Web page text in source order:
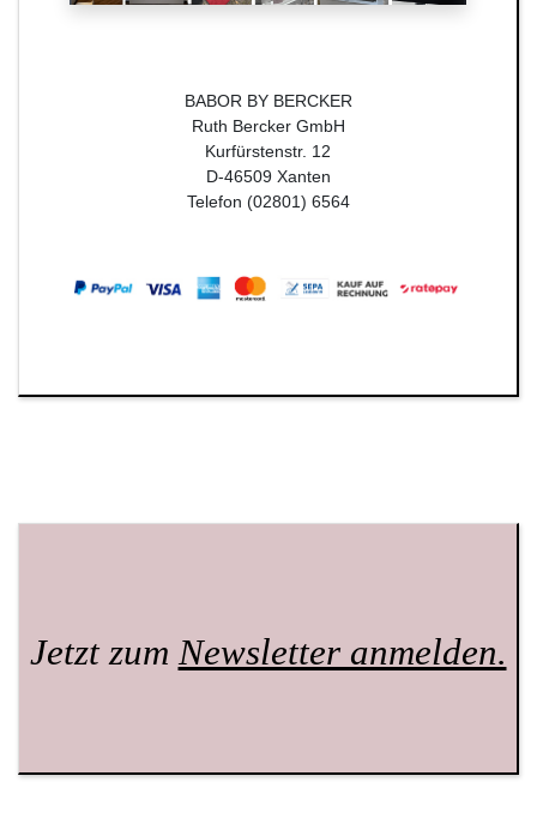
BABOR BY BERCKER
Ruth Bercker GmbH
Kurfürstenstr. 12
D-46509 Xanten
Telefon (02801) 6564
Jetzt zumNewsletter anmelden.